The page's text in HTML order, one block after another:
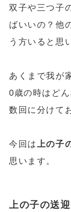
双子や三つ子
ばいいの？他
う方いると思
あくまで我が
0歳の時はど
数回に分けて
今回は上の子
思います。
上の子の送